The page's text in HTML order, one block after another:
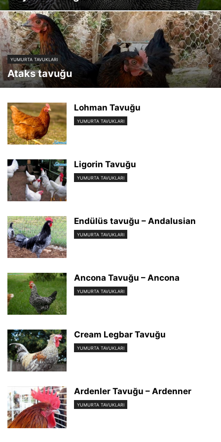
YUMURTA TAVUKLARI
Ataks tavuğu
Lohman Tavuğu
YUMURTA TAVUKLARI
Ligorin Tavuğu
YUMURTA TAVUKLARI
Endülüs tavuğu – Andalusian
YUMURTA TAVUKLARI
Ancona Tavuğu – Ancona
YUMURTA TAVUKLARI
Cream Legbar Tavuğu
YUMURTA TAVUKLARI
Ardenler Tavuğu – Ardenner
YUMURTA TAVUKLARI